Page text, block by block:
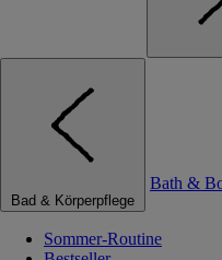
Bad & Körperpflege
Bath &
Sommer-Routine